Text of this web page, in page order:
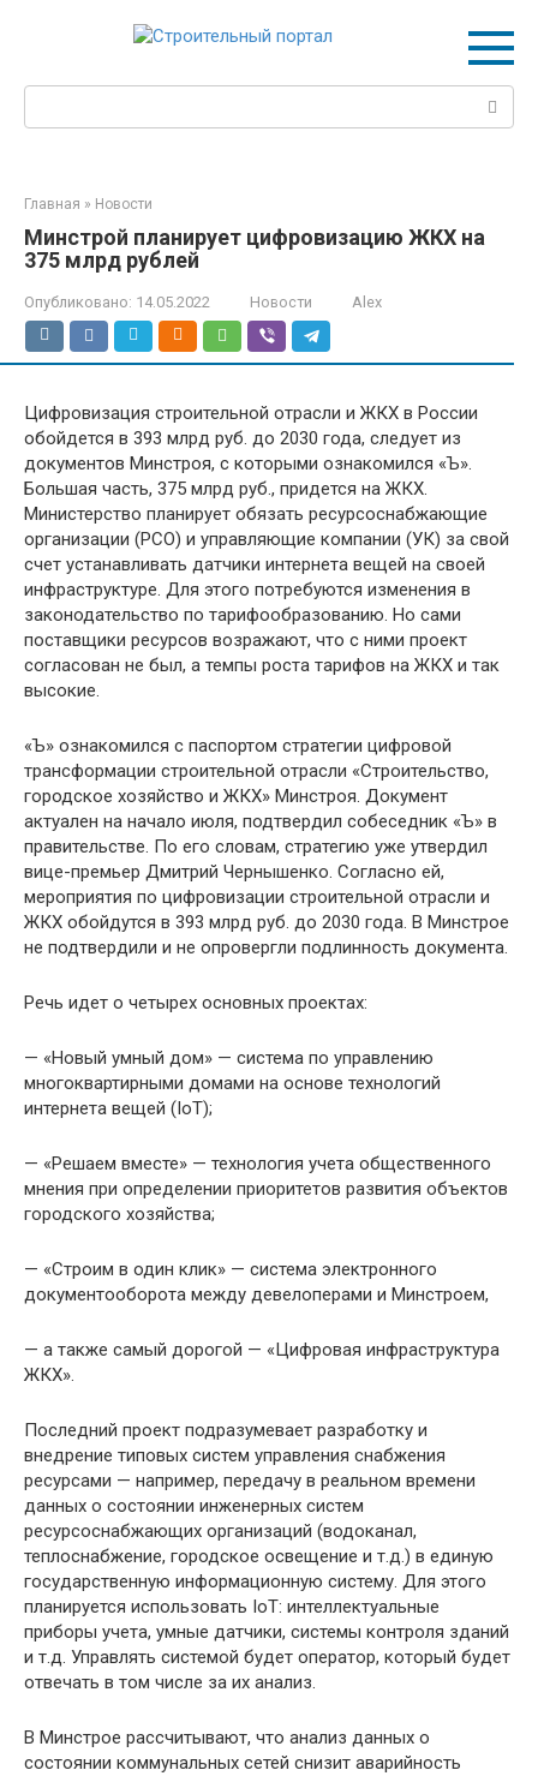
Поиск:
Главная » Новости
Минстрой планирует цифровизацию ЖКХ на
375 млрд рублей
Опубликовано: 14.05.2022 Новости Alex
Цифровизация строительной отрасли и ЖКХ в России
обойдется в 393 млрд руб. до 2030 года, следует из
документов Минстроя, с которыми ознакомился «Ъ».
Большая часть, 375 млрд руб., придется на ЖКХ.
Министерство планирует обязать ресурсоснабжающие
организации (РСО) и управляющие компании (УК) за свой
счет устанавливать датчики интернета вещей на своей
инфраструктуре. Для этого потребуются изменения в
законодательство по тарифообразованию. Но сами
поставщики ресурсов возражают, что с ними проект
согласован не был, а темпы роста тарифов на ЖКХ и так
высокие.
«Ъ» ознакомился с паспортом стратегии цифровой
трансформации строительной отрасли «Строительство,
городское хозяйство и ЖКХ» Минстроя. Документ
актуален на начало июля, подтвердил собеседник «Ъ» в
правительстве. По его словам, стратегию уже утвердил
вице-премьер Дмитрий Чернышенко. Согласно ей,
мероприятия по цифровизации строительной отрасли и
ЖКХ обойдутся в 393 млрд руб. до 2030 года. В Минстрое
не подтвердили и не опровергли подлинность документа.
Речь идет о четырех основных проектах:
— «Новый умный дом» — система по управлению
многоквартирными домами на основе технологий
интернета вещей (IoT);
— «Решаем вместе» — технология учета общественного
мнения при определении приоритетов развития объектов
городского хозяйства;
— «Строим в один клик» — система электронного
документооборота между девелоперами и Минстроем,
— а также самый дорогой — «Цифровая инфраструктура
ЖКХ».
Последний проект подразумевает разработку и
внедрение типовых систем управления снабжения
ресурсами — например, передачу в реальном времени
данных о состоянии инженерных систем
ресурсоснабжающих организаций (водоканал,
теплоснабжение, городское освещение и т.д.) в единую
государственную информационную систему. Для этого
планируется использовать IoT: интеллектуальные
приборы учета, умные датчики, системы контроля зданий
и т.д. Управлять системой будет оператор, который будет
отвечать в том числе за их анализ.
В Минстрое рассчитывают, что анализ данных о
состоянии коммунальных сетей снизит аварийность